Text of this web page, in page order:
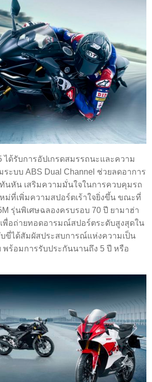
ได้รับการอัปเกรดสมรรถนะและความ
ระบบ ABS Dual Channel ช่วยลดอาการ
นหัน เสริมความมั่นใจในการควบคุมรถ
ม่ที่เพิ่มความสปอร์ตเร้าใจยิ่งขึ้น ขณะที่
รุ่นพิเศษฉลองครบรอบ 70 ปี ยามาฮ่า
พื่อถ่ายทอดอารมณ์สปอร์ตระดับสูงสุดใน
ขี่ได้สัมผัสประสบการณ์แห่งความเป็น
พร้อมการรับประกันนานถึง 5 ปี หรือ